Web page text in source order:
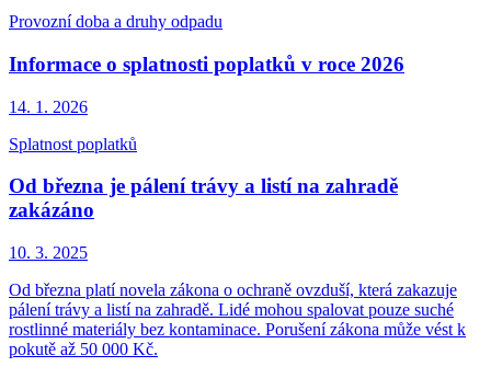
Provozní doba a druhy odpadu
Informace o splatnosti poplatků v roce 2026
14. 1. 2026
Splatnost poplatků
Od března je pálení trávy a listí na zahradě
zakázáno
10. 3. 2025
Od března platí novela zákona o ochraně ovzduší, která zakazuje
pálení trávy a listí na zahradě. Lidé mohou spalovat pouze suché
rostlinné materiály bez kontaminace. Porušení zákona může vést k
pokutě až 50 000 Kč.